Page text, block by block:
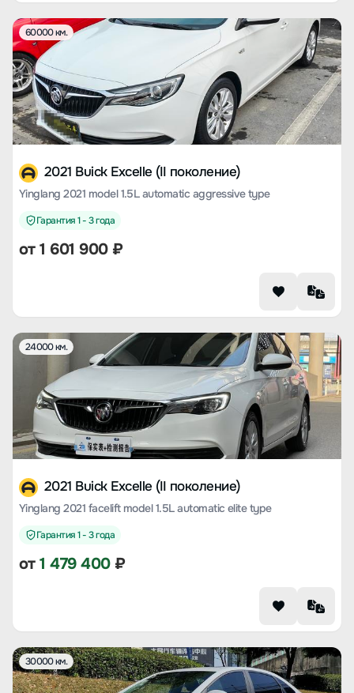
60000 км.
2021 Buick Excelle (II поколение)
Yinglang 2021 model 1.5L automatic aggressive type
Гарантия 1 - 3 года
от1 601 900₽
24000 км.
2021 Buick Excelle (II поколение)
Yinglang 2021 facelift model 1.5L automatic elite type
Гарантия 1 - 3 года
от1 479 400₽
30000 км.